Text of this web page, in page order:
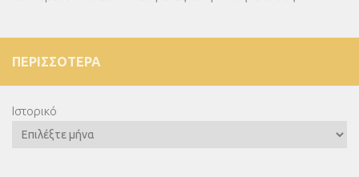
ΠΕΡΙΣΣΌΤΕΡΑ
Ιστορικό